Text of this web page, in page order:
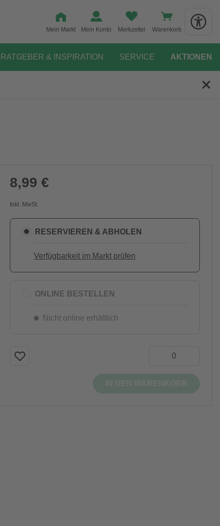
Mein Markt Mein Konto Merkzettel Warenkorb
RATGEBER & INSPIRATION SERVICE AKTIONEN
8,99 €
Inkl. MwSt.
RESERVIEREN & ABHOLEN
Verfügbarkeit im Markt prüfen
ONLINE BESTELLEN
Nicht online erhältlich